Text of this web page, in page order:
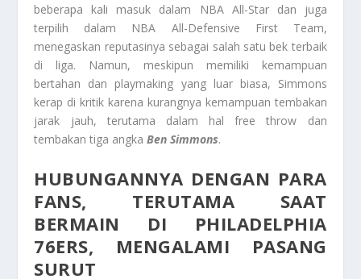
beberapa kali masuk dalam NBA All-Star dan juga
terpilih dalam NBA All-Defensive First Team,
menegaskan reputasinya sebagai salah satu bek terbaik
di liga. Namun, meskipun memiliki kemampuan
bertahan dan playmaking yang luar biasa, Simmons
kerap di kritik karena kurangnya kemampuan tembakan
jarak jauh, terutama dalam hal free throw dan
tembakan tiga angka Ben Simmons.
HUBUNGANNYA DENGAN PARA
FANS, TERUTAMA SAAT
BERMAIN DI PHILADELPHIA
76ERS, MENGALAMI PASANG
SURUT